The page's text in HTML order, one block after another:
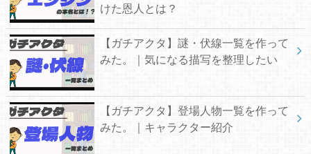
けた恩人とは？
【ガチアクタ】謎・伏線一覧を作って
みた。｜気になる描写を整理したい
【ガチアクタ】登場人物一覧を作って
みた。｜キャラクター紹介